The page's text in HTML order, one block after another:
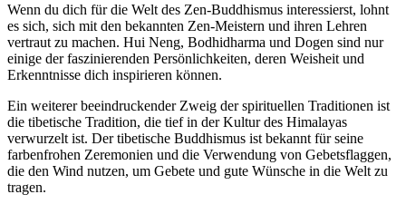
Wenn du dich für die Welt des Zen-Buddhismus interessierst, lohnt
es sich, sich mit den bekannten Zen-Meistern und ihren Lehren
vertraut zu machen. Hui Neng, Bodhidharma und Dogen sind nur
einige der faszinierenden Persönlichkeiten, deren Weisheit und
Erkenntnisse dich inspirieren können.
Ein weiterer beeindruckender Zweig der spirituellen Traditionen ist
die tibetische Tradition, die tief in der Kultur des Himalayas
verwurzelt ist. Der tibetische Buddhismus ist bekannt für seine
farbenfrohen Zeremonien und die Verwendung von Gebetsflaggen,
die den Wind nutzen, um Gebete und gute Wünsche in die Welt zu
tragen.